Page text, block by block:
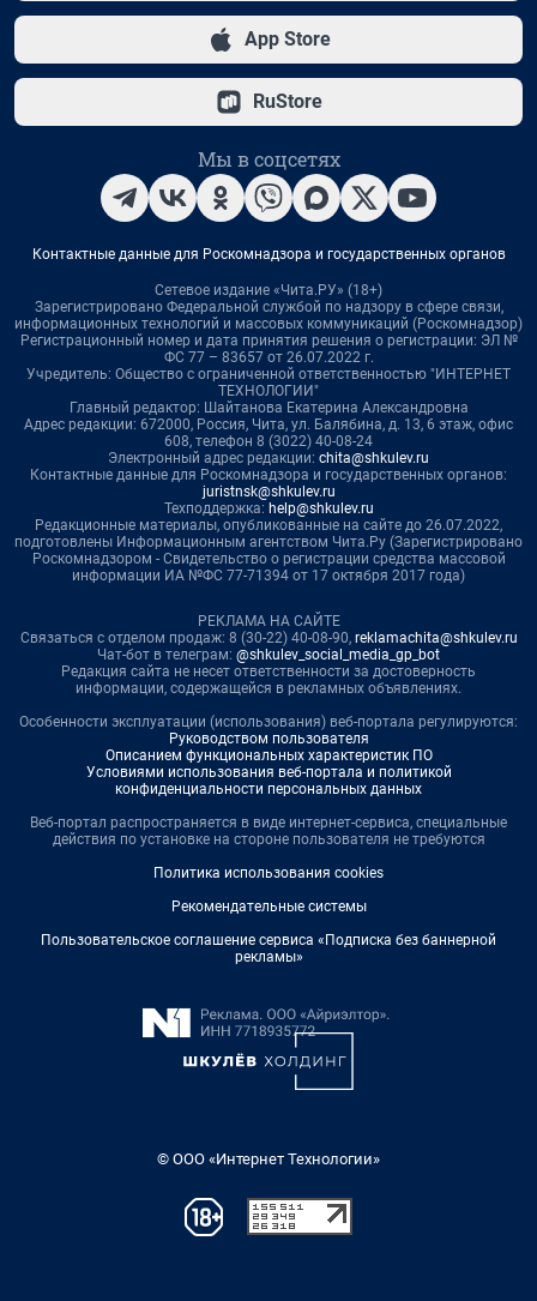
App Store
RuStore
Мы в соцсетях
Контактные данные для Роскомнадзора и государственных органов
Сетевое издание «Чита.РУ» (18+)
Зарегистрировано Федеральной службой по надзору в сфере связи,
информационных технологий и массовых коммуникаций (Роскомнадзор)
Регистрационный номер и дата принятия решения о регистрации: ЭЛ №
ФС 77 – 83657 от 26.07.2022 г.
Учредитель: Общество с ограниченной ответственностью "ИНТЕРНЕТ
ТЕХНОЛОГИИ"
Главный редактор: Шайтанова Екатерина Александровна
Адрес редакции: 672000, Россия, Чита, ул. Балябина, д. 13, 6 этаж, офис
608, телефон 8 (3022) 40-08-24
Электронный адрес редакции: chita@shkulev.ru
Контактные данные для Роскомнадзора и государственных органов:
juristnsk@shkulev.ru
Техподдержка: help@shkulev.ru
Редакционные материалы, опубликованные на сайте до 26.07.2022,
подготовлены Информационным агентством Чита.Ру (Зарегистрировано
Роскомнадзором - Свидетельство о регистрации средства массовой
информации ИА №ФС 77-71394 от 17 октября 2017 года)
РЕКЛАМА НА САЙТЕ
Связаться с отделом продаж: 8 (30-22) 40-08-90, reklamachita@shkulev.ru
Чат-бот в телеграм: @shkulev_social_media_gp_bot
Редакция сайта не несет ответственности за достоверность
информации, содержащейся в рекламных объявлениях.
Особенности эксплуатации (использования) веб-портала регулируются:
Руководством пользователя
Описанием функциональных характеристик ПО
Условиями использования веб-портала и политикой
конфиденциальности персональных данных
Веб-портал распространяется в виде интернет-сервиса, специальные
действия по установке на стороне пользователя не требуются
Политика использования cookies
Рекомендательные системы
Пользовательское соглашение сервиса «Подписка без баннерной
рекламы»
© ООО «Интернет Технологии»